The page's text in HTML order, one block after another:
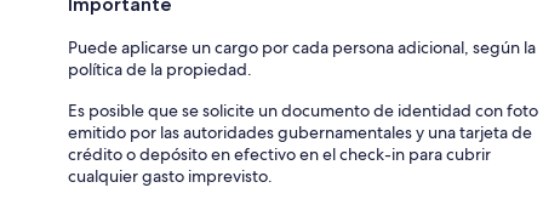
Puede aplicarse un cargo por cada persona adicional, según la
política de la propiedad.
Es posible que se solicite un documento de identidad con foto
emitido por las autoridades gubernamentales y una tarjeta de
crédito o depósito en efectivo en el check-in para cubrir
cualquier gasto imprevisto.